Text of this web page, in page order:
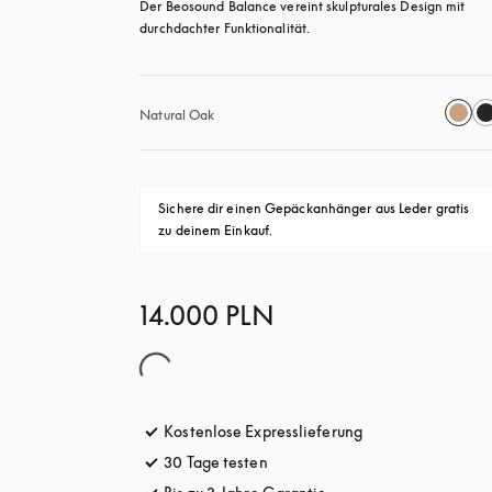
Der Beosound Balance vereint skulpturales Design mit
durchdachter Funktionalität.
Natural Oak
Sichere dir einen Gepäckanhänger aus Leder gratis
zu deinem Einkauf.
14.000 PLN
Kostenlose Expresslieferungöffnet sich in
30 Tage testen